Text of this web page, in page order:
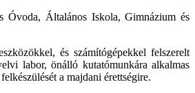
Óvoda, Általános Iskola, Gimnázium és
és számítógépekkel felszerelt
labor, önálló kutatómunkára alkalmas
a majdani érettségire.